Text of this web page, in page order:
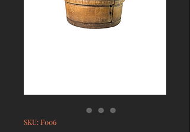
SKU: F006